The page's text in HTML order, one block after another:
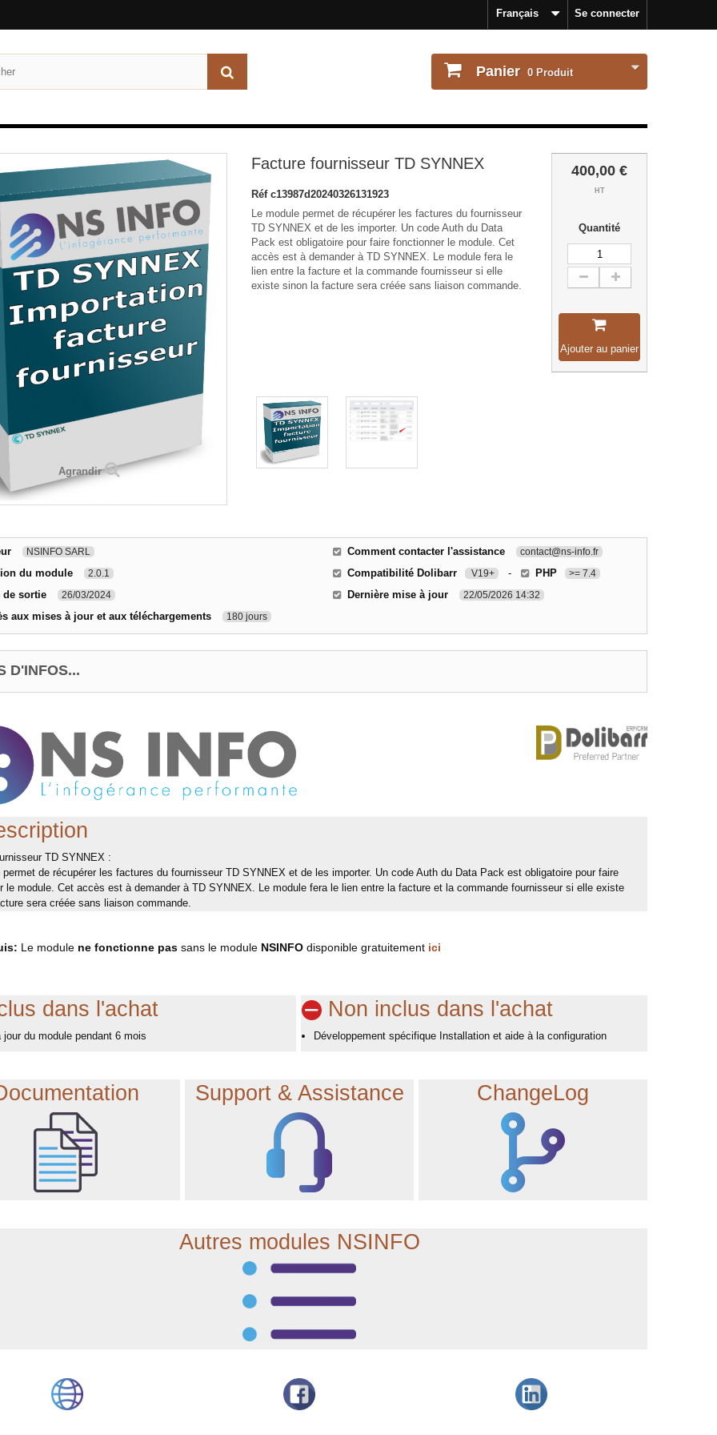
Se connecter
Français
Panier 0 Produit
Agrandir
Facture fournisseur TD SYNNEX
Réf c13987d20240326131923
Le module permet de récupérer les factures du fournisseur
TD SYNNEX et de les importer. Un code Auth du Data
Pack est obligatoire pour faire fonctionner le module. Cet
accès est à demander à TD SYNNEX. Le module fera le
lien entre la facture et la commande fournisseur si elle
existe sinon la facture sera créée sans liaison commande.
400,00 €
HT
Quantité
Ajouter au panier
NSINFO SARL
du module 2.0.1
de sortie 26/03/2024
aux mises à jour et aux téléchargements 180 jours
Comment contacter l'assistance contact@ns-info.fr
Compatibilité Dolibarr V19+ - PHP >= 7.4
Dernière mise à jour 22/05/2026 14:32
D'INFOS...
TD SYNNEX :
permet de récupérer les factures du fournisseur TD SYNNEX et de les importer. Un code Auth du Data Pack est obligatoire pour faire
le module. Cet accès est à demander à TD SYNNEX. Le module fera le lien entre la facture et la commande fournisseur si elle existe
sera créée sans liaison commande.
Le module ne fonctionne pas sans le module NSINFO disponible gratuitement ici
dans l'achat
jour du module pendant 6 mois
Non inclus dans l'achat
Développement spécifique Installation et aide à la configuration
Support & Assistance ChangeLog
Autres modules NSINFO